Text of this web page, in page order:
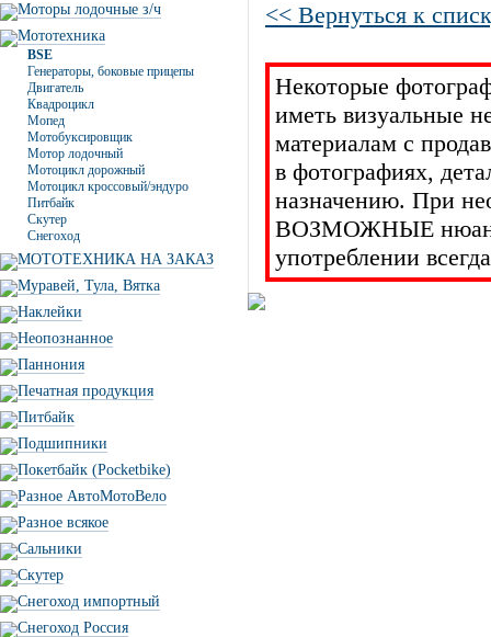
Моторы лодочные з/ч
Мототехника
BSE
Генераторы, боковые прицепы
Двигатель
Квадроцикл
Мопед
Мотобуксировщик
Мотор лодочный
Мотоцикл дорожный
Мотоцикл кроссовый/эндуро
Питбайк
Скутер
Снегоход
МОТОТЕХНИКА НА ЗАКАЗ
Муравей, Тула, Вятка
Наклейки
Неопознанное
Паннония
Печатная продукция
Питбайк
Подшипники
Покетбайк (Pocketbike)
Разное АвтоМотоВело
Разное всякое
Сальники
Скутер
Снегоход импортный
Снегоход Россия
<< Вернуться к
Некоторые
иметь визуальные
материалам с
в фотографиях,
назначению. При
ВОЗМОЖНЫЕ
употреблении